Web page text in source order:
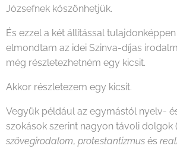
Józsefnek köszönhetjük.
És ezzel a két állítással
elmondtam az idei Szinva-díjas
még részletezhetném egy kicsit.
Akkor részletezem egy kicsit.
Vegyük például az egymástól nyelv-
szokások szerint nagyon távoli dolgok (
szövegirodalom, protestantizmus és